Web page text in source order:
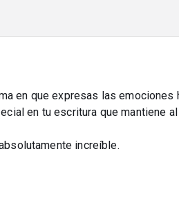
en que expresas las emociones
en tu escritura que mantiene al
increíble.